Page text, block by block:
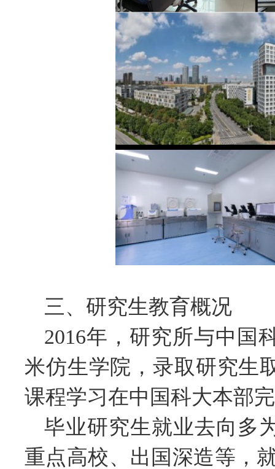
三、研究生教育概况
2016年，研究所与中国
米仿生学院，录取研究生
课程学习在中国科大本部
毕业研究生就业去向多
重点高校、出国深造等，